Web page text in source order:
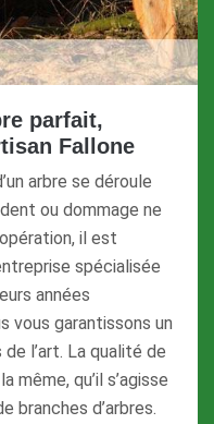
parfait,
Fallone
arbre se déroule
ou dommage ne
il est
spécialisée
années
vous garantissons un
l’art. La qualité de
qu’il s’agisse
branches d’arbres.